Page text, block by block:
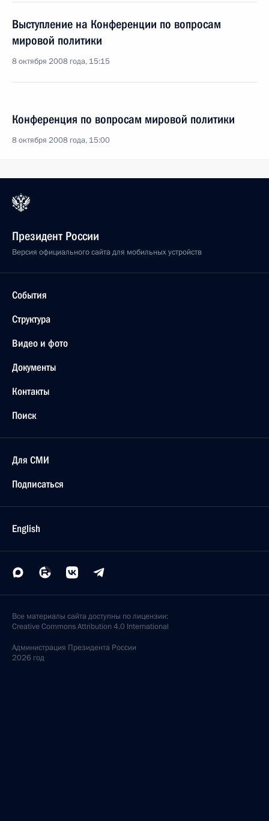
Выступление на Конференции по вопросам
мировой политики
8 октября 2008 года, 15:15
Конференция по вопросам мировой политики
8 октября 2008 года, 15:00
Президент России
Версия официального сайта для мобильных устройств
События
Структура
Видео и фото
Документы
Контакты
Поиск
Для СМИ
Подписаться
English
Все материалы сайта доступны по лицензии:
Creative Commons Attribution 4.0 International
Администрация Президента России
2026 год